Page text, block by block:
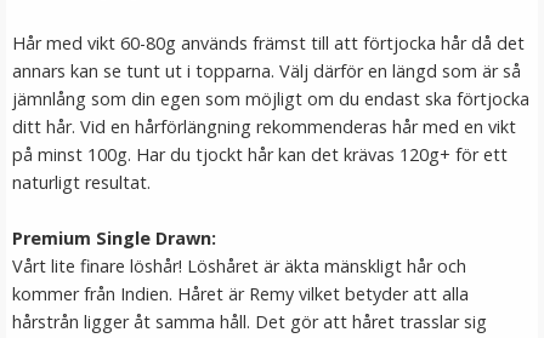
Mizzy Tangler brush - Leopardmönster rosa
Hår med vikt 60-80g används främst till att förtjocka hår då det
annars kan se tunt ut i topparna. Välj därför en längd som är så
jämnlång som din egen som möjligt om du endast ska förtjocka
ditt hår. Vid en hårförlängning rekommenderas hår med en vikt
på minst 100g. Har du tjockt hår kan det krävas 120g+ för ett
naturligt resultat.
Premium Single Drawn:
Vårt lite finare löshår! Löshåret är äkta mänskligt hår och
kommer från Indien. Håret är Remy vilket betyder att alla
hårstrån ligger åt samma håll. Det gör att håret trasslar sig